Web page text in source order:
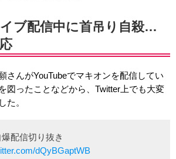
ブ配信中に首吊り自殺…
さんがYouTubeでマキオンを配信してい
図ったことなどから、Twitter上でも大変
た。
配信切り抜き
dQyBGaptWB